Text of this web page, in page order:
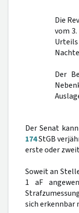
Die
vom
Der
Der Senat
174StGB
erste oder
Soweit an
1 aF
sich erkennbar